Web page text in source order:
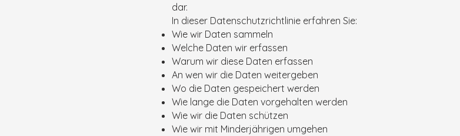
dar.
In dieser Datenschutzrichtlinie erfahren Sie:
Wie wir Daten sammeln
Welche Daten wir erfassen
Warum wir diese Daten erfassen
An wen wir die Daten weitergeben
Wo die Daten gespeichert werden
Wie lange die Daten vorgehalten werden
Wie wir die Daten schützen
Wie wir mit Minderjährigen umgehen